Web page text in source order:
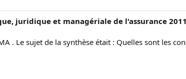
juridique et managériale de l'assurance 2011
. Le sujet de la synthèse était : Quelles sont les